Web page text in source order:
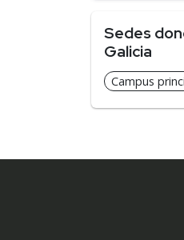
Sedes
Galicia
Campus